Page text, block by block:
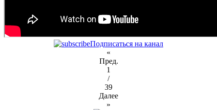
Подписаться на канал
«
Пред.
1
/
39
Далее
»